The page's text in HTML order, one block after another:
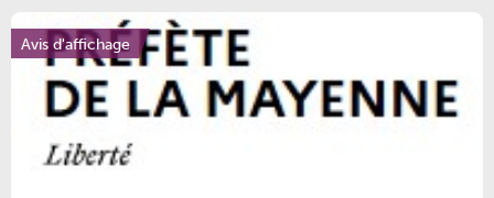
Avis d'affichage